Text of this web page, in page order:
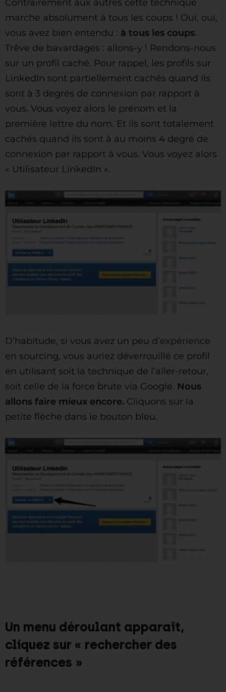
Contrairement aux autres cette technique
marche absolument à tous les coups ! Oui, oui,
vous avez bien entendu : à tous les coups.
Trêve de bavardages : allons-y ! Rendons-nous
sur un profil caché. Pour rappel, les profils sur
LinkedIn sont partiellement cachés quand ils
sont à 3 degrés de connexion par rapport à
vous. Vous voyez alors le prénom et la
première lettre du nom. Et ils sont totalement
cachés quand ils sont à au moins 4 degré de
connexion par rapport à vous. Vous voyez alors
« Utilisateur LinkedIn ».
D’habitude, si vous avez un peu d’expérience
en sourcing, vous auriez déverrouillé ce profil
en utilisant soit la technique de l’aller-retour,
soit celle de la force brute via Google. Nous
allons faire mieux encore. Cliquons sur la
petite flèche dans le bouton bleu.
Un menu déroulant apparaît,
cliquez sur « rechercher des
références »